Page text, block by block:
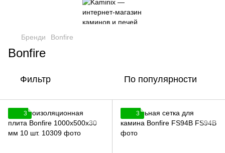
Бренди Bonfire
Bonfire
Фильтр По популярности
3 3